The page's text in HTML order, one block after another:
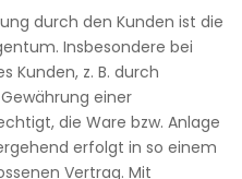
durch den Kunden ist die
Insbesondere bei
Kunden, z. B. durch
einer
die Ware bzw. Anlage
erfolgt in so einem
Vertrag. Mit